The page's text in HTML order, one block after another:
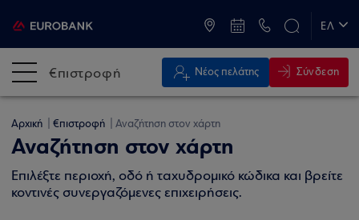
ΕΛ
€πιστροφή Νέος πελάτης Σύνδεση
Αρχική €πιστροφή Αναζήτηση στον χάρτη
Αναζήτηση στον χάρτη
Επιλέξτε περιοχή, οδό ή ταχυδρομικό κώδικα και βρείτε
κοντινές συνεργαζόμενες επιχειρήσεις.